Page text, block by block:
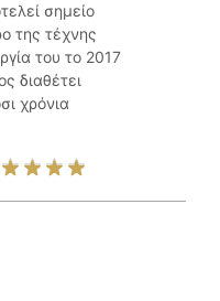
σημείο
της τέχνης
του το 2017
διαθέτει
χρόνια